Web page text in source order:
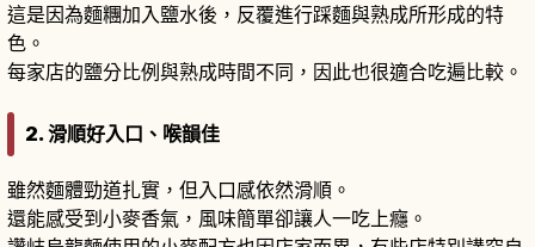
這是因為麵糰加入鹽水後，反覆進行踩麵與熟成所形成的特
色。
每家店的鹽分比例與熟成時間不同，因此也很適合吃遍比較。
2. 滑順好入口、喉韻佳
雖然麵體勁道扎實，但入口感依然滑順。
還能感受到小麥香氣，風味簡單卻讓人一吃上癮。